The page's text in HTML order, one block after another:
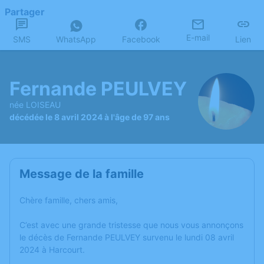
Partager
SMS WhatsApp Facebook E-mail Lien
Fernande PEULVEY
née LOISEAU
décédée le 8 avril 2024 à l'âge de 97 ans
Message de la famille
Chère famille, chers amis,
C’est avec une grande tristesse que nous vous annonçons
le décès de Fernande PEULVEY survenu le lundi 08 avril
2024 à Harcourt.